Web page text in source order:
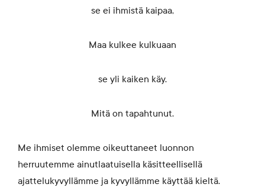
se ei ihmistä kaipaa,
Maa kulkee kulkuaan
se yli kaiken käy.
Mitä on tapahtunut.
Me ihmiset olemme oikeuttaneet luonnon
herruutemme ainutlaatuisella käsitteellisellä
ajattelukyvyllämme ja kyvyllämme käyttää kieltä.